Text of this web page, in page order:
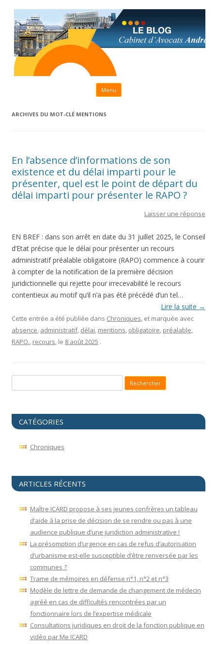
Menu Aller au contenu principal
ARCHIVES DU MOT-CLÉ MENTIONS
En l’absence d’informations de son
existence et du délai imparti pour le
présenter, quel est le point de départ du
délai imparti pour présenter le RAPO ?
Laisser une réponse
EN BREF : dans son arrêt en date du 31 juillet 2025, le Conseil
d’Etat précise que le délai pour présenter un recours
administratif préalable obligatoire (RAPO) commence à courir
à compter de la notification de la première décision
juridictionnelle qui rejette pour irrecevabilité le recours
contentieux au motif qu’il n’a pas été précédé d’un tel…
Lire la suite →
Cette entrée a été publiée dans Chroniques, et marquée avec
absence, administratif, délai, mentions, obligatoire, préalable,
RAPO., recours, le 8 août 2025 .
CATÉGORIES
Chroniques
ARTICLES RÉCENTS
Maître ICARD propose à ses jeunes confrères un tableau
d’aide à la prise de décision de se rendre ou pas à une
audience publique d’une juridiction administrative !
La présomption d’urgence en cas de refus d’autorisation
d’urbanisme est-elle susceptible d’être renversée par les
communes ?
Trame de mémoires en défense n°1, n°2 et n°3
Modèle de lettre de demande de changement de médecin
agréé en cas de difficultés rencontrées par un
fonctionnaire lors de l’expertise médicale
Consultations juridiques en droit de la fonction publique en
vidéo par Me ICARD